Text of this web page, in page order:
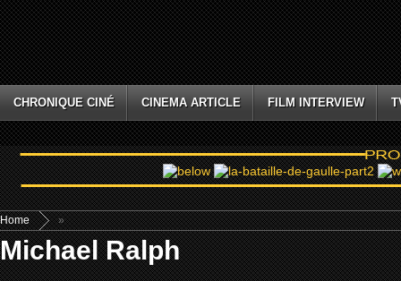
CHRONIQUE CINÉ CINEMA ARTICLE FILM INTERVIEW
Home »
Michael Ralph